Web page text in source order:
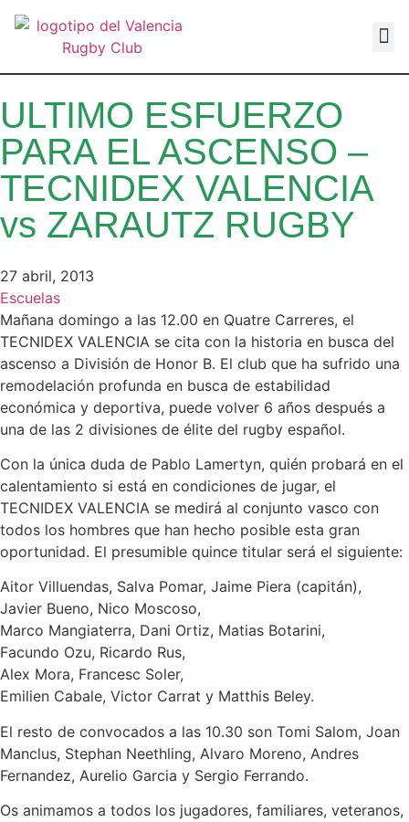
ULTIMO ESFUERZO
PARA EL ASCENSO –
TECNIDEX VALENCIA
vs ZARAUTZ RUGBY
27 abril, 2013
Escuelas
Mañana domingo a las 12.00 en Quatre Carreres, el
TECNIDEX VALENCIA se cita con la historia en busca del
ascenso a División de Honor B. El club que ha sufrido una
remodelación profunda en busca de estabilidad
económica y deportiva, puede volver 6 años después a
una de las 2 divisiones de élite del rugby español.
Con la única duda de Pablo Lamertyn, quién probará en el
calentamiento si está en condiciones de jugar, el
TECNIDEX VALENCIA se medirá al conjunto vasco con
todos los hombres que han hecho posible esta gran
oportunidad. El presumible quince titular será el siguiente:
Aitor Villuendas, Salva Pomar, Jaime Piera (capitán),
Javier Bueno, Nico Moscoso,
Marco Mangiaterra, Dani Ortiz, Matias Botarini,
Facundo Ozu, Ricardo Rus,
Alex Mora, Francesc Soler,
Emilien Cabale, Victor Carrat y Matthis Beley.
El resto de convocados a las 10.30 son Tomi Salom, Joan
Manclus, Stephan Neethling, Alvaro Moreno, Andres
Fernandez, Aurelio Garcia y Sergio Ferrando.
Os animamos a todos los jugadores, familiares, veteranos,